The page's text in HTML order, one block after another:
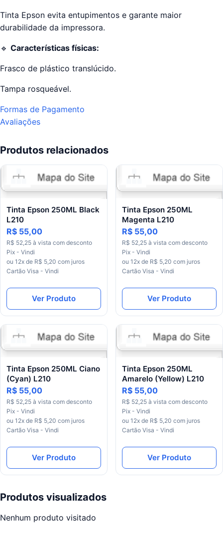
Tinta Epson evita entupimentos e garante maior
durabilidade da impressora.
🔹 Características físicas:
Frasco de plástico translúcido.
Tampa rosqueável.
Formas de Pagamento
Avaliações
Produtos relacionados
Tinta Epson 250ML Black
L210
R$ 55,00
R$ 52,25 à vista com desconto
Pix - Vindi
ou 12x de R$ 5,20 com juros
Cartão Visa - Vindi
Ver Produto
Tinta Epson 250ML
Magenta L210
R$ 55,00
R$ 52,25 à vista com desconto
Pix - Vindi
ou 12x de R$ 5,20 com juros
Cartão Visa - Vindi
Ver Produto
Tinta Epson 250ML Ciano
(Cyan) L210
R$ 55,00
R$ 52,25 à vista com desconto
Pix - Vindi
ou 12x de R$ 5,20 com juros
Cartão Visa - Vindi
Ver Produto
Tinta Epson 250ML
Amarelo (Yellow) L210
R$ 55,00
R$ 52,25 à vista com desconto
Pix - Vindi
ou 12x de R$ 5,20 com juros
Cartão Visa - Vindi
Ver Produto
Produtos visualizados
Nenhum produto visitado